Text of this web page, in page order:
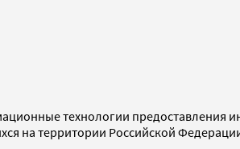
технологии предоставления
на территории Российской